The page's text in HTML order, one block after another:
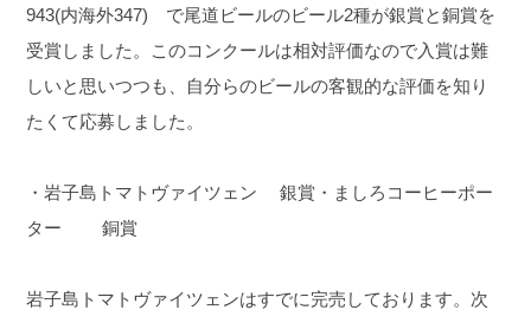
943(内海外347) で尾道ビールのビール2種が銀賞と銅賞を
受賞しました。 このコンクールは相対評価なので入賞は難
しいと思いつつも、自分らのビールの客観的な評価を知り
たくて応募しました。
・岩子島トマトヴァイツェン 銀賞 ・ましろコーヒーポー
ター 銅賞
岩子島トマトヴァイツェンはすでに完売しております。次